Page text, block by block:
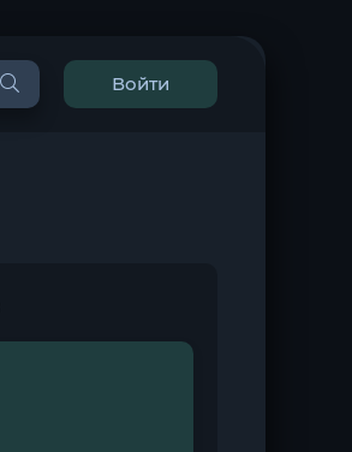
Войти